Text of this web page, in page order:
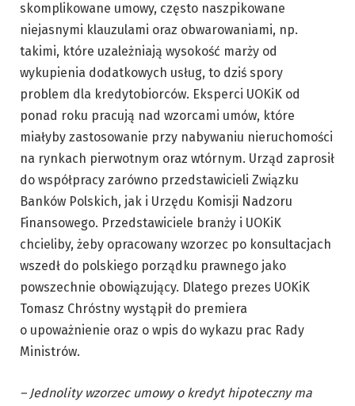
skomplikowane umowy, często naszpikowane
niejasnymi klauzulami oraz obwarowaniami, np.
takimi, które uzależniają wysokość marży od
wykupienia dodatkowych usług, to dziś spory
problem dla kredytobiorców. Eksperci UOKiK od
ponad roku pracują nad wzorcami umów, które
miałyby zastosowanie przy nabywaniu nieruchomości
na rynkach pierwotnym oraz wtórnym. Urząd zaprosił
do współpracy zarówno przedstawicieli Związku
Banków Polskich, jak i Urzędu Komisji Nadzoru
Finansowego. Przedstawiciele branży i UOKiK
chcieliby, żeby opracowany wzorzec po konsultacjach
wszedł do polskiego porządku prawnego jako
powszechnie obowiązujący. Dlatego prezes UOKiK
Tomasz Chróstny wystąpił do premiera
o upoważnienie oraz o wpis do wykazu prac Rady
Ministrów.
– Jednolity wzorzec umowy o kredyt hipoteczny ma